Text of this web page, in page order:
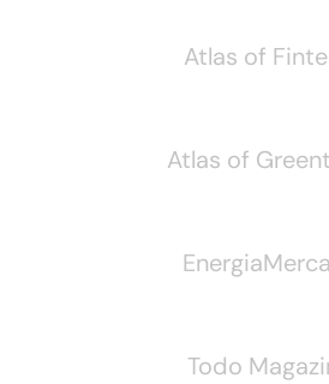
Atlas of
Atlas of
Todo